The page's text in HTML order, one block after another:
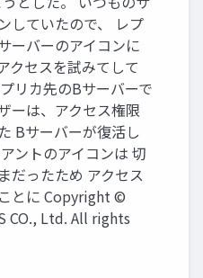
していたので、 レプ
ーバーのアイコンに
クセスを試みてして
リカ先のBサーバーで
ーは、アクセス権限
Bサーバーが復活し
ントのアイコンは 切
だったため アクセス
とに Copyright ©
CO., Ltd. All rights